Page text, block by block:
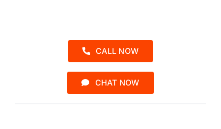
CALL NOW
CHAT NOW